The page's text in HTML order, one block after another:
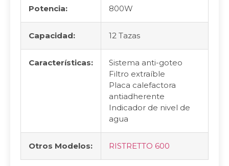
Potencia: 800W
Capacidad: 12 Tazas
Características:
Sistema anti-goteo
Filtro extraíble
Placa calefactora
antiadherente
Indicador de nivel de
agua
Otros Modelos: RISTRETTO 600